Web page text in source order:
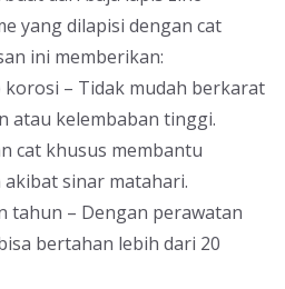
yang dilapisi dengan cat
ini memberikan:
– Tidak mudah berkarat
atau kelembaban tinggi.
cat khusus membantu
sinar matahari.
tahun – Dengan perawatan
bertahan lebih dari 20